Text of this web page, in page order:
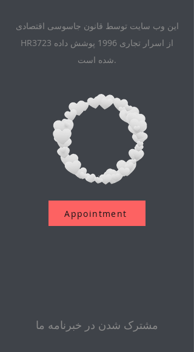
این وب سایت توسط قانون جاسوسی اقتصادی
HR3723 از اسرار تجاری 1996 پوشش داده
شده است.
Appointment
مشترک شدن در خبرنامه ما